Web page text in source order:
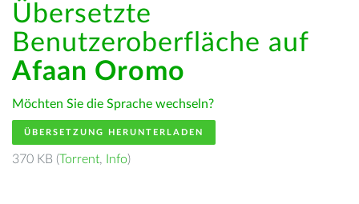
Übersetzte
Benutzeroberfläche auf
Afaan Oromo
Möchten Sie die Sprache wechseln?
ÜBERSETZUNG HERUNTERLADEN
370 KB (Torrent, Info)